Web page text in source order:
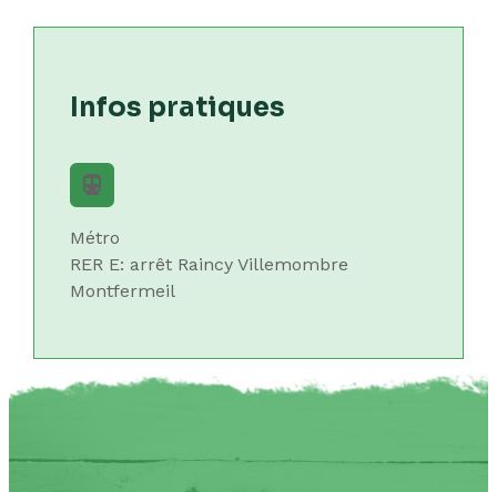
Infos pratiques
directions_subway
Métro
RER E: arrêt Raincy Villemombre
Montfermeil